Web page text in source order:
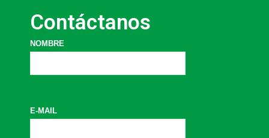
Contáctanos
NOMBRE
E-MAIL